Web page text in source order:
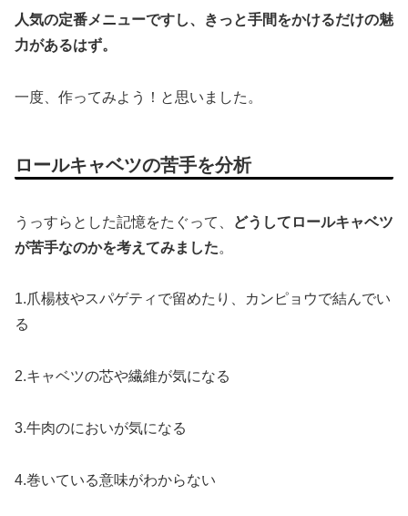
人気の定番メニューですし、きっと手間をかけるだけの魅
力があるはず。
一度、作ってみよう！と思いました。
ロールキャベツの苦手を分析
うっすらとした記憶をたぐって、
どうしてロールキャベツ
が苦手なのかを考えてみました。
1.爪楊枝やスパゲティで留めたり、カンピョウで結んでい
る
2.キャベツの芯や繊維が気になる
3.牛肉のにおいが気になる
4.巻いている意味がわからない